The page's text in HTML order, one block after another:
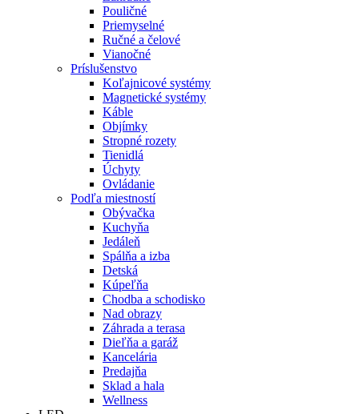
Pouličné
Priemyselné
Ručné a čelové
Vianočné
Príslušenstvo
Koľajnicové systémy
Magnetické systémy
Káble
Objímky
Stropné rozety
Tienidlá
Úchyty
Ovládanie
Podľa miestností
Obývačka
Kuchyňa
Jedáleň
Spálňa a izba
Detská
Kúpeľňa
Chodba a schodisko
Nad obrazy
Záhrada a terasa
Dieľňa a garáž
Kancelária
Predajňa
Sklad a hala
Wellness